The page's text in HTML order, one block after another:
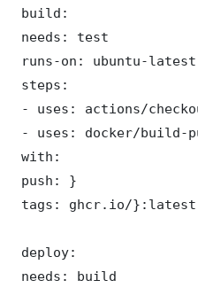
build:
needs: test
runs-on: ubuntu-latest
steps:
- uses: actions/
- uses: docker/build-
with:
push: }
tags: ghcr.io/}:latest
deploy:
needs: build